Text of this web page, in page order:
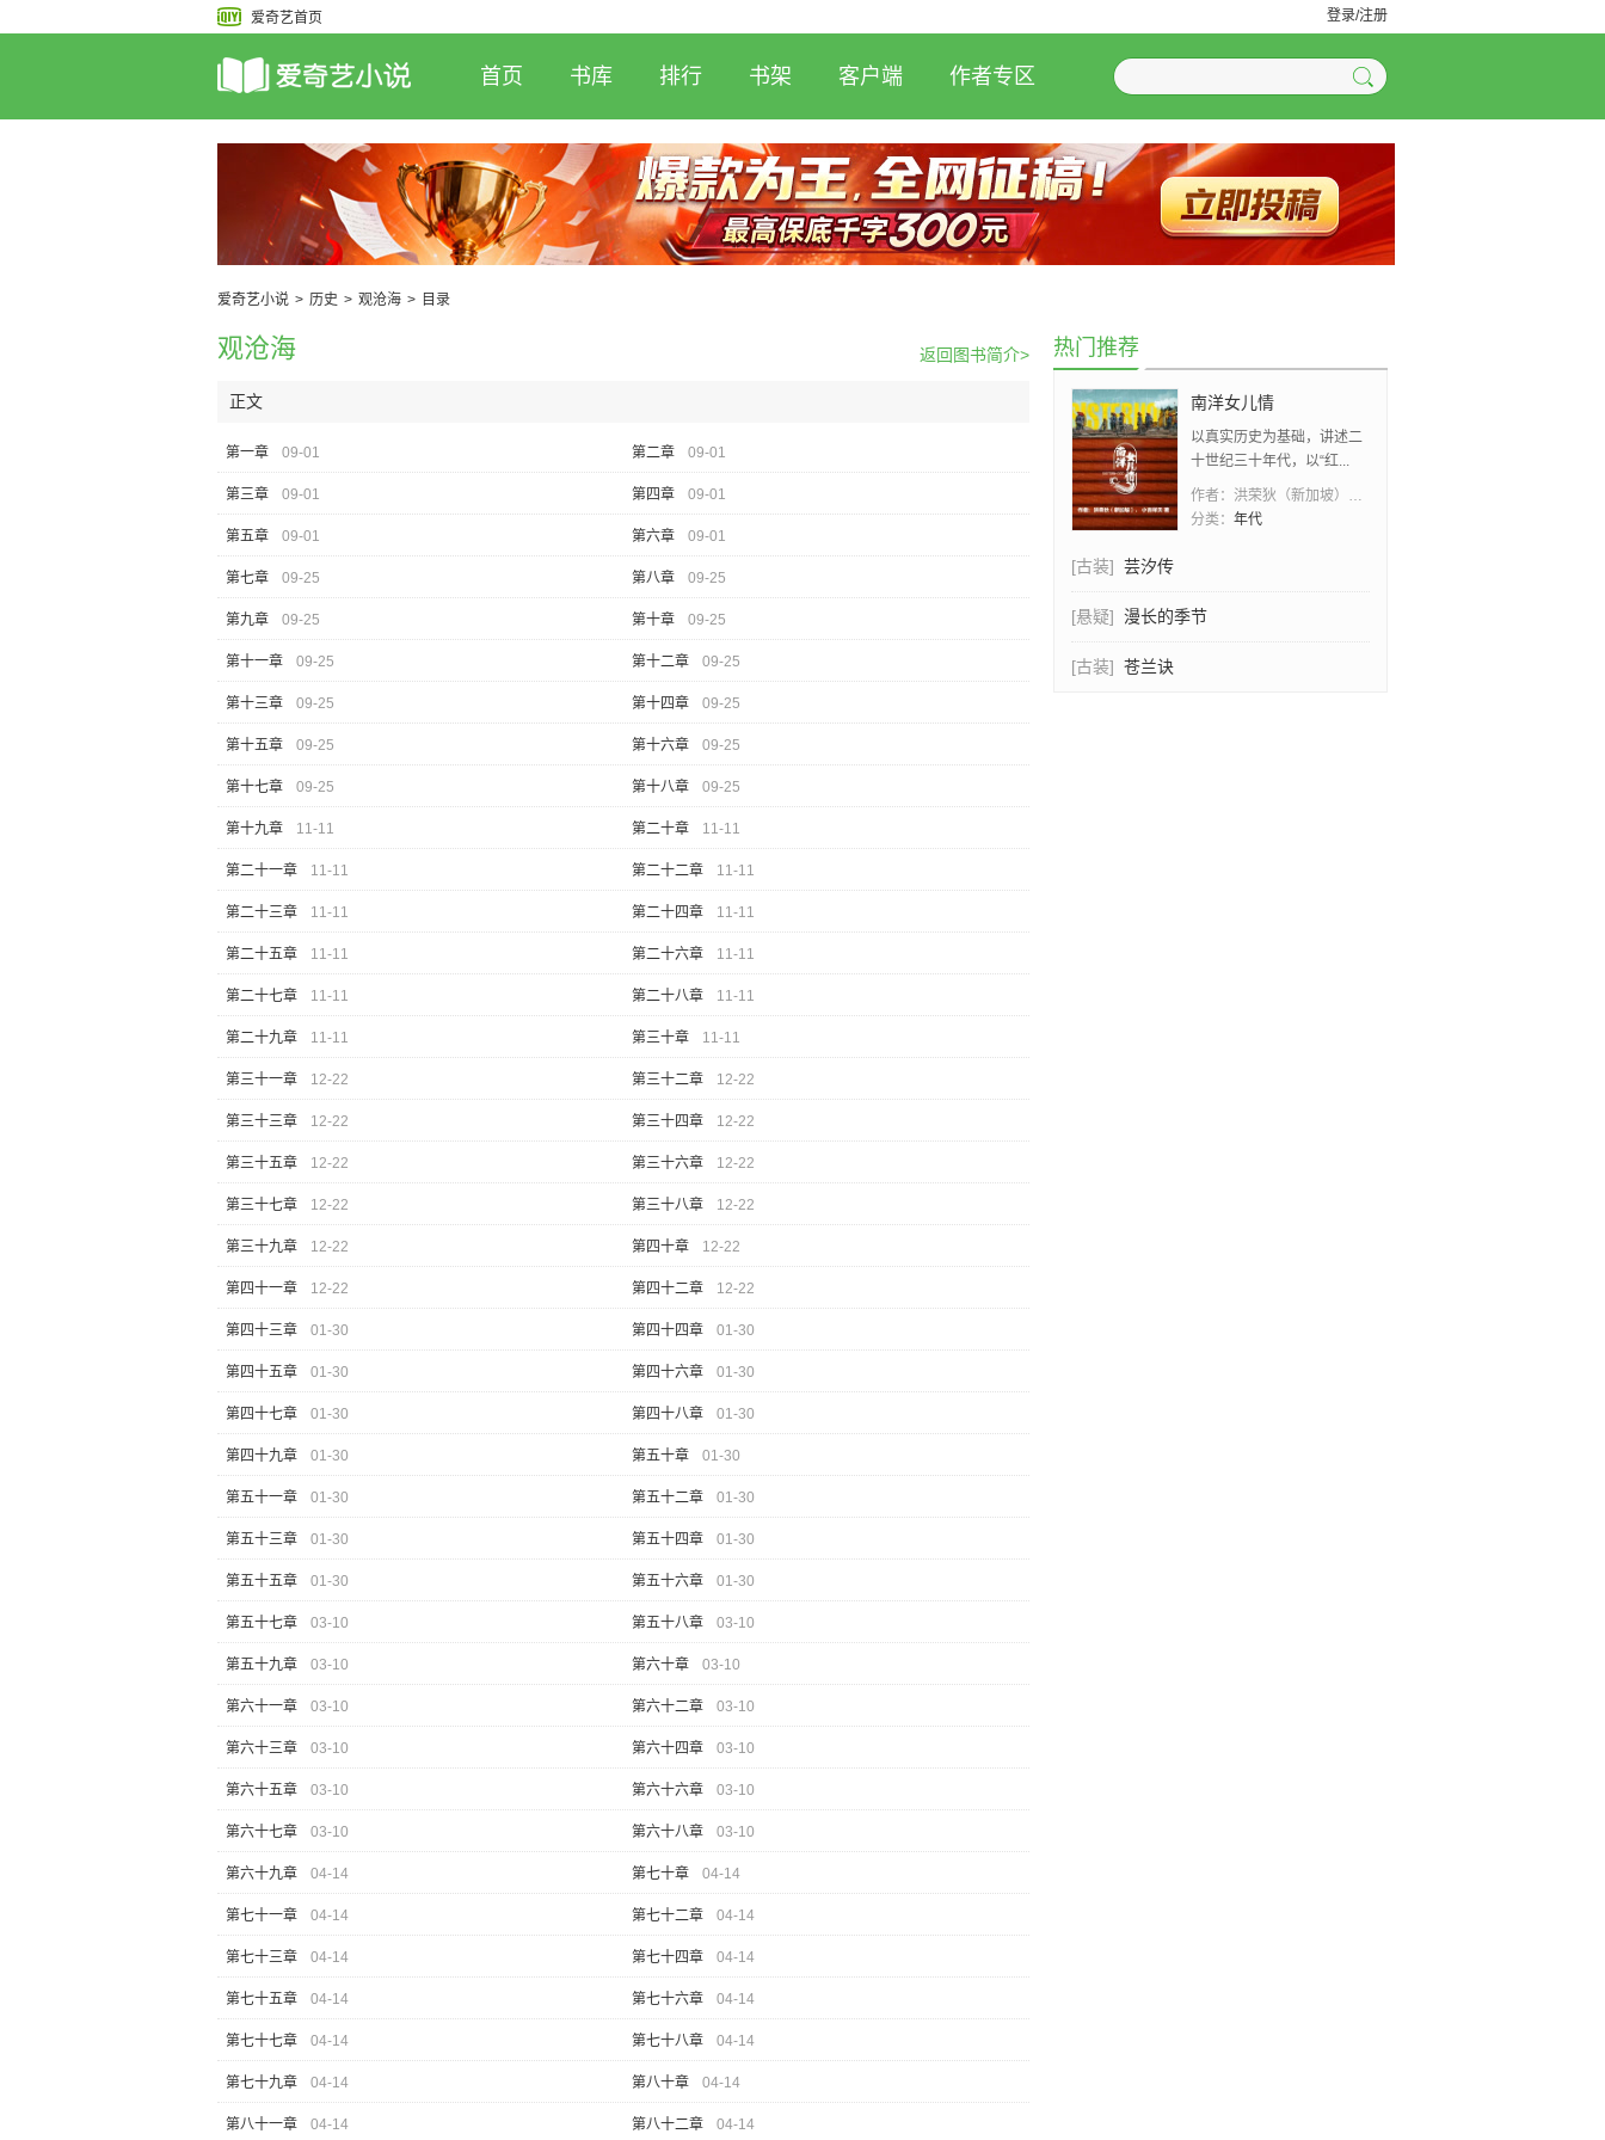
爱奇艺首页 登录/注册
首页 书库 排行 书架 客户端 作者专区
爱奇艺小说 > 历史 > 观沧海 > 目录
返回图书简介>
观沧海
正文
第一章 09-01 第二章 09-01
第三章 09-01 第四章 09-01
第五章 09-01 第六章 09-01
第七章 09-25 第八章 09-25
第九章 09-25 第十章 09-25
第十一章 09-25 第十二章 09-25
第十三章 09-25 第十四章 09-25
第十五章 09-25 第十六章 09-25
第十七章 09-25 第十八章 09-25
第十九章 11-11 第二十章 11-11
第二十一章 11-11 第二十二章 11-11
第二十三章 11-11 第二十四章 11-11
第二十五章 11-11 第二十六章 11-11
第二十七章 11-11 第二十八章 11-11
第二十九章 11-11 第三十章 11-11
第三十一章 12-22 第三十二章 12-22
第三十三章 12-22 第三十四章 12-22
第三十五章 12-22 第三十六章 12-22
第三十七章 12-22 第三十八章 12-22
第三十九章 12-22 第四十章 12-22
第四十一章 12-22 第四十二章 12-22
第四十三章 01-30 第四十四章 01-30
第四十五章 01-30 第四十六章 01-30
第四十七章 01-30 第四十八章 01-30
第四十九章 01-30 第五十章 01-30
第五十一章 01-30 第五十二章 01-30
第五十三章 01-30 第五十四章 01-30
第五十五章 01-30 第五十六章 01-30
第五十七章 03-10 第五十八章 03-10
第五十九章 03-10 第六十章 03-10
第六十一章 03-10 第六十二章 03-10
第六十三章 03-10 第六十四章 03-10
第六十五章 03-10 第六十六章 03-10
第六十七章 03-10 第六十八章 03-10
第六十九章 04-14 第七十章 04-14
第七十一章 04-14 第七十二章 04-14
第七十三章 04-14 第七十四章 04-14
第七十五章 04-14 第七十六章 04-14
第七十七章 04-14 第七十八章 04-14
第七十九章 04-14 第八十章 04-14
第八十一章 04-14 第八十二章 04-14
热门推荐
南洋女儿情
以真实历史为基础，讲述二
十世纪三十年代，以“红...
作者：
洪荣狄（新加坡）、 小吉祥天
分类： 年代
[古装] 芸汐传
[悬疑] 漫长的季节
[古装] 苍兰诀